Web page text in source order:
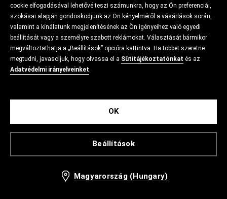
cookie elfogadásával lehetővé teszi számunkra, hogy az Ön preferenciái,
szokásai alapján gondoskodjunk az Ön kényelméről a vásárlások során,
valamint a kínálatunk megjelenítésének az Ön igényeihez való egyedi
beállítását vagy a személyre szabott reklámokat. Választását bármikor
megváltoztathatja a „Beállítások” opcióra kattintva. Ha többet szeretne
megtudni, javasoljuk, hogy olvassa el a Sütitájékoztatónkat és az
Adatvédelmi irányelveinket.
Beállítások
OK
Magyarország (Hungary)